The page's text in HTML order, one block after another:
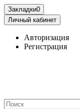
Закладки0
Личный кабинет
Авторизация
Регистрация